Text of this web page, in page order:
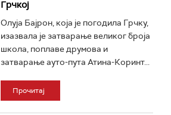
Грчкој
Олуја Бајрон, која је погодила Грчку,
изазвала је затварање великог броја
школа, поплаве друмова и
затварање ауто-пута Атина-Коринт...
Прочитај